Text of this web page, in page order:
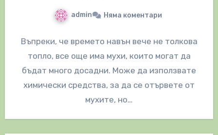
admin Няма коментари
Въпреки, че времето навън вече не толкова
топло, все още има мухи, които могат да
бъдат много досадни. Може да използвате
химически средства, за да се отървете от
мухите, но…